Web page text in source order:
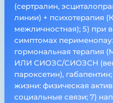
(сертралин,
линии) + психотерапия
межличностная); 5) при
симптомах
гормональная терапия
ИЛИ СИОЗС/СИОЗСН
пароксетин),
жизни: физическая
социальные связи; 7)